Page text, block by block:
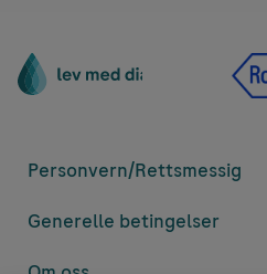
Personvern/Rettsmessig
Generelle betingelser